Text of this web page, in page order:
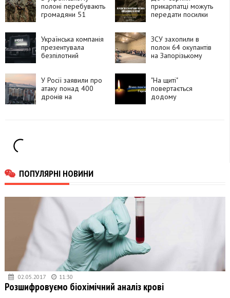
полоні перебувають
громадяни 51
прикарпатці можуть
передати посилки
Українська компанія
презентувала
безпілотний
ЗСУ захопили в
полон 64 окупантів
на Запорізькому
У Росії заявили про
атаку понад 400
дронів на
"На щиті"
повертається
додому
ПОПУЛЯРНІ НОВИНИ
02.05.2017 11:30
Розшифровуємо біохімічний аналіз крові